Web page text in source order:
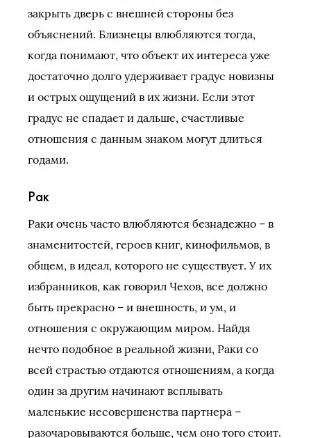
закрыть дверь с внешней стороны без
объяснений. Близнецы влюбляются тогда,
когда понимают, что объект их интереса уже
достаточно долго удерживает градус новизны
и острых ощущений в их жизни. Если этот
градус не спадает и дальше, счастливые
отношения с данным знаком могут длиться
годами.
Рак
Раки очень часто влюбляются безнадежно – в
знаменитостей, героев книг, кинофильмов, в
общем, в идеал, которого не существует. У их
избранников, как говорил Чехов, все должно
быть прекрасно – и внешность, и ум, и
отношения с окружающим миром. Найдя
нечто подобное в реальной жизни, Раки со
всей страстью отдаются отношениям, а когда
один за другим начинают всплывать
маленькие несовершенства партнера –
разочаровываются больше, чем оно того стоит.